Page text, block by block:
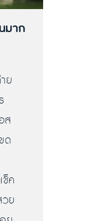
มาก
ย
ส
ด
ช็ค
ย